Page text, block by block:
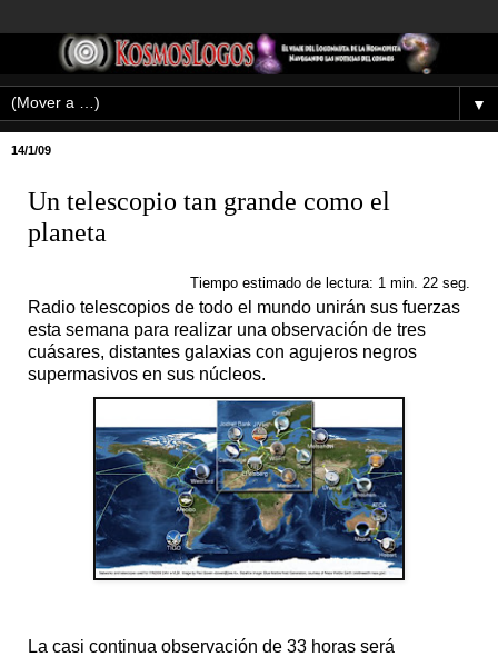
▼
14/1/09
Un telescopio tan grande como el
planeta
Tiempo estimado de lectura: 1 min. 22 seg.
Radio telescopios de todo el mundo unirán sus fuerzas
esta semana para realizar una observación de tres
cuásares, distantes galaxias con agujeros negros
supermasivos en sus núcleos.
La casi continua observación de 33 horas será